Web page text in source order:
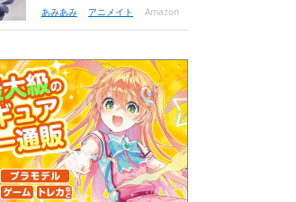
あみあみ アニメイト Amazon